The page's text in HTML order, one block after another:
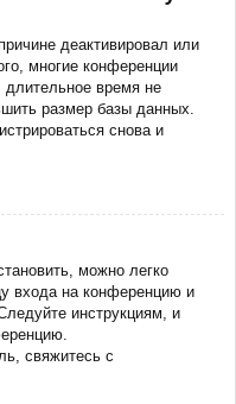
деактивировал или
многие конференции
длительное время не
размер базы данных.
снова и
можно легко
входа на конференцию и
инструкциям, и
свяжитесь с